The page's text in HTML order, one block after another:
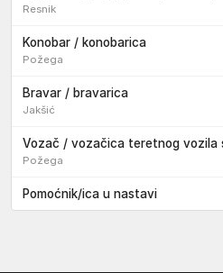
Resnik
Konobar / konobarica
Požega
Bravar / bravarica
Jakšić
Vozač / vozačica teretnog vozila
Požega
Pomoćnik/ica u nastavi